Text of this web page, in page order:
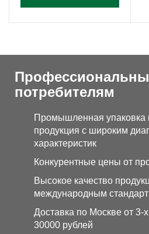
потребителям
Промышленная упаковка
продукция с широким
характеристик
Конкурентные цены от
Высокое качество
международным
Доставка по Москве от 3-
30000 рублей